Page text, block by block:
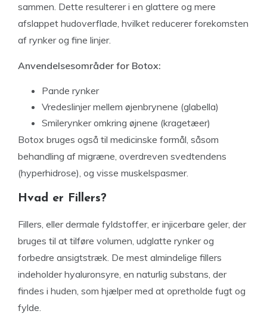
sammen. Dette resulterer i en glattere og mere
afslappet hudoverflade, hvilket reducerer forekomsten
af rynker og fine linjer.
Anvendelsesområder for Botox:
Pande rynker
Vredeslinjer mellem øjenbrynene (glabella)
Smilerynker omkring øjnene (kragetæer)
Botox bruges også til medicinske formål, såsom
behandling af migræne, overdreven svedtendens
(hyperhidrose), og visse muskelspasmer.
Hvad er Fillers?
Fillers, eller dermale fyldstoffer, er injicerbare geler, der
bruges til at tilføre volumen, udglatte rynker og
forbedre ansigtstræk. De mest almindelige fillers
indeholder hyaluronsyre, en naturlig substans, der
findes i huden, som hjælper med at opretholde fugt og
fylde.